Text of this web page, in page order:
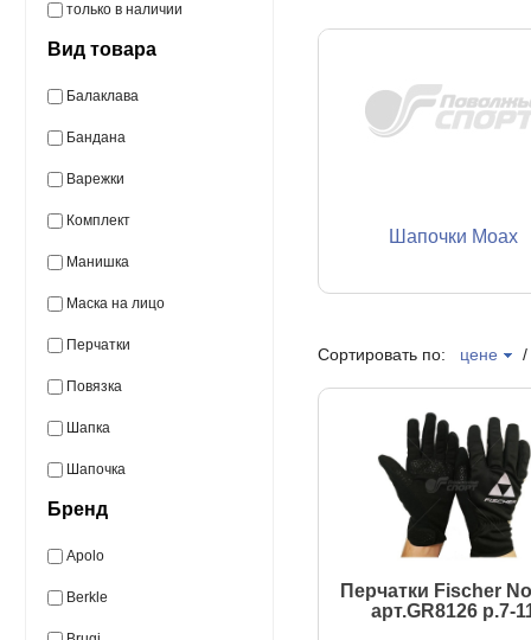
только в наличии
Вид товара
Балаклава
Бандана
Варежки
Комплект
Манишка
Маска на лицо
Перчатки
Повязка
Шапка
Шапочка
Бренд
Apolo
Berkle
Шапочки Moax
Сортировать по: цене
Перчатки Fischer
арт.GR8126 р.7-